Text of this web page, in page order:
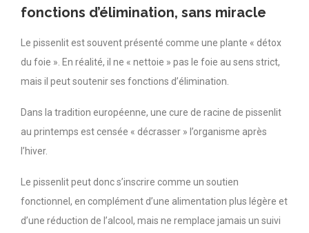
fonctions d’élimination, sans miracle
Le pissenlit est souvent présenté comme une plante « détox
du foie ». En réalité, il ne « nettoie » pas le foie au sens strict,
mais il peut soutenir ses fonctions d’élimination.
Dans la tradition européenne, une cure de racine de pissenlit
au printemps est censée « décrasser » l’organisme après
l’hiver.
Le pissenlit peut donc s’inscrire comme un soutien
fonctionnel, en complément d’une alimentation plus légère et
d’une réduction de l’alcool, mais ne remplace jamais un suivi